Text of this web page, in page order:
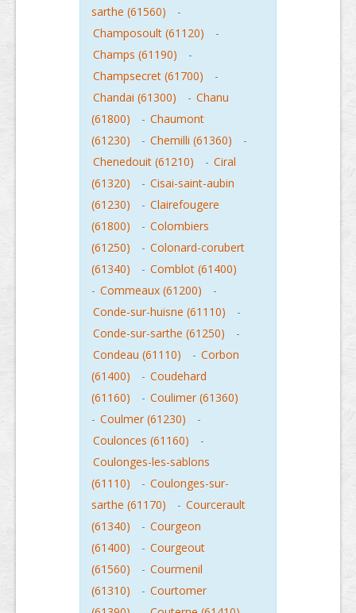
sarthe (61560)
-
Champosoult (61120)
-
Champs (61190)
-
Champsecret (61700)
-
Chandai (61300)
- Chanu
(61800)
- Chaumont
(61230)
- Chemilli (61360)
-
Chenedouit (61210)
- Ciral
(61320)
- Cisai-saint-aubin
(61230)
- Clairefougere
(61800)
- Colombiers
(61250)
- Colonard-corubert
(61340)
- Comblot (61400)
- Commeaux (61200)
-
Conde-sur-huisne (61110)
-
Conde-sur-sarthe (61250)
-
Condeau (61110)
- Corbon
(61400)
- Coudehard
(61160)
- Coulimer (61360)
- Coulmer (61230)
-
Coulonces (61160)
-
Coulonges-les-sablons
(61110)
- Coulonges-sur-
sarthe (61170)
- Courcerault
(61340)
- Courgeon
(61400)
- Courgeout
(61560)
- Courmenil
(61310)
- Courtomer